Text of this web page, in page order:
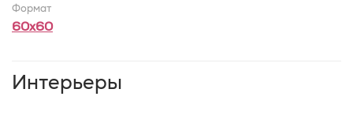
Формат
60x60
Интерьеры